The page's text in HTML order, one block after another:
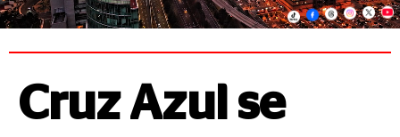
Cruz Azul se